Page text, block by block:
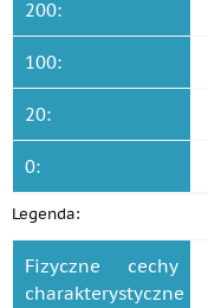
200:
100:
20:
0:
Legenda:
Fizyczne cechy
charakterystyczne